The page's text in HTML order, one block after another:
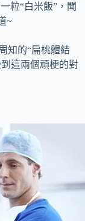
粒“白米飯”，聞
~
知的“扁桃體結
這兩個頑梗的對